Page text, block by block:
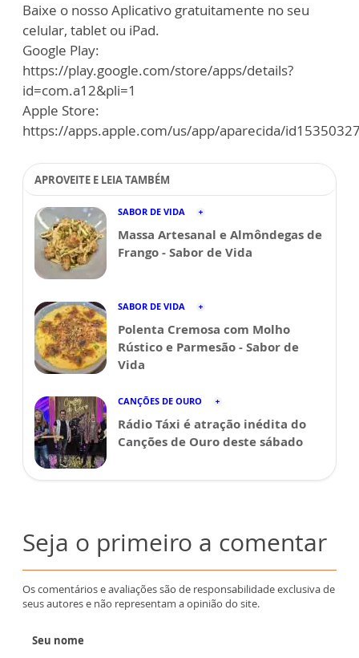
Baixe o nosso Aplicativo gratuitamente no seu
celular, tablet ou iPad.
Google Play:
https://play.google.com/store/apps/details?
id=com.a12&pli=1
Apple Store:
https://apps.apple.com/us/app/aparecida/
APROVEITE E LEIA TAMBÉM
SABOR DE VIDA
Massa Artesanal e Almôndegas de
Frango - Sabor de Vida
SABOR DE VIDA
Polenta Cremosa com Molho
Rústico e Parmesão - Sabor de
Vida
CANÇÕES DE OURO
Rádio Táxi é atração inédita do
Canções de Ouro deste sábado
Seja o primeiro a comentar
Os comentários e avaliações são de responsabilidade exclusiva de
seus autores e não representam a opinião do site.
Seu nome